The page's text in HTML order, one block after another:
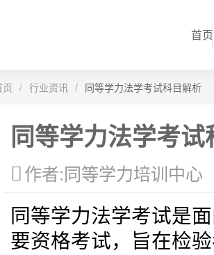
首页
页 / 行业资讯 / 同等学力法学考试科目解析
同等学力法学考
作者:同等学力培训中心
同等学力法学考试是
要资格考试，旨在检